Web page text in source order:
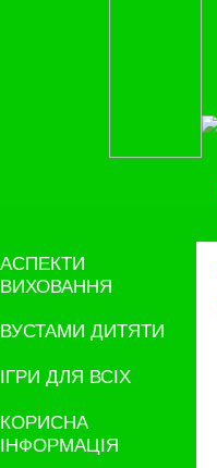
АСПЕКТИ
ВИХОВАННЯ
ВУСТАМИ ДИТЯТИ
ІГРИ ДЛЯ ВСІХ
КОРИСНА
ІНФОРМАЦІЯ